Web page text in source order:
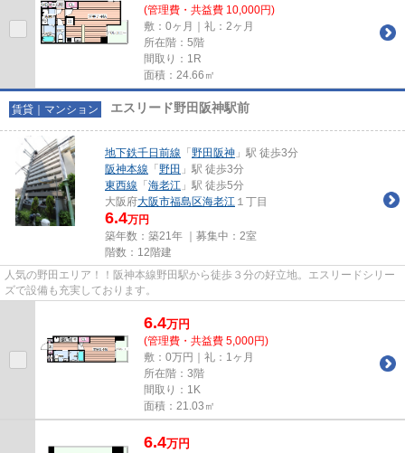
(管理費・共益費 10,000円)
敷：0ヶ月｜礼：2ヶ月
所在階：5階
間取り：1R
面積：24.66㎡
賃貸｜マンション エスリード野田阪神駅前
地下鉄千日前線 「 野田阪神 」駅 徒歩3分
阪神本線 「 野田 」駅 徒歩3分
東西線 「 海老江 」駅 徒歩5分
大阪府大阪市福島区海老江 １丁目
6.4万円
築年数：築21年 ｜募集中： 2室
階数：12階建
人気の野田エリア！！阪神本線野田駅から徒歩３分の好立地。エスリードシリー
ズで設備も充実しております。
6.4万円
(管理費・共益費 5,000円)
敷：0万円｜礼：1ヶ月
所在階：3階
間取り：1K
面積：21.03㎡
6.4万円